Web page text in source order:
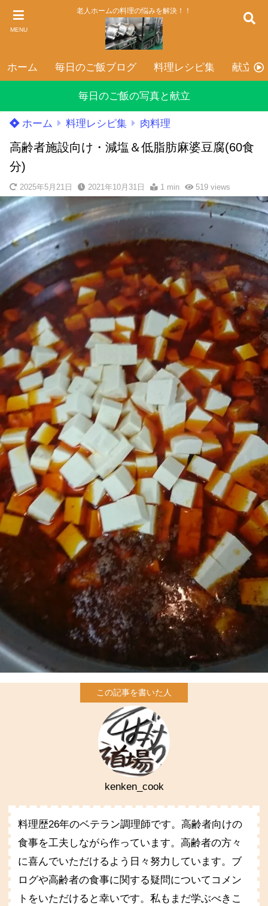
MENU
老人ホームの料理の悩みを解決！！
ホーム 毎日のご飯ブログ 料理レシピ集 献立表
毎日のご飯の写真と献立
ホーム 料理レシピ集 肉料理
高齢者施設向け・減塩＆低脂肪麻婆豆腐(60食
分)
2025年5月21日 2021年10月31日 1 min 519views
kenken_cook
料理歴26年のベテラン調理師です。高齢者向けの
食事を工夫しながら作っています。高齢者の方々
に喜んでいただけるよう日々努力しています。ブ
ログや高齢者の食事に関する疑問についてコメン
トをいただけると幸いです。私もまだ学ぶべきこ